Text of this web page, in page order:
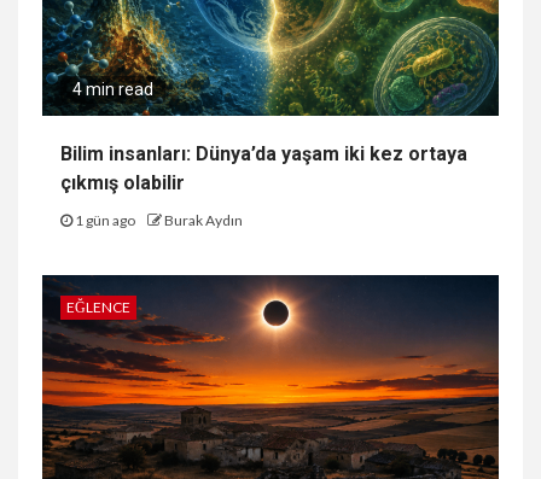
4 min read
Bilim insanları: Dünya’da yaşam iki kez ortaya
çıkmış olabilir
1 gün ago Burak Aydın
EĞLENCE